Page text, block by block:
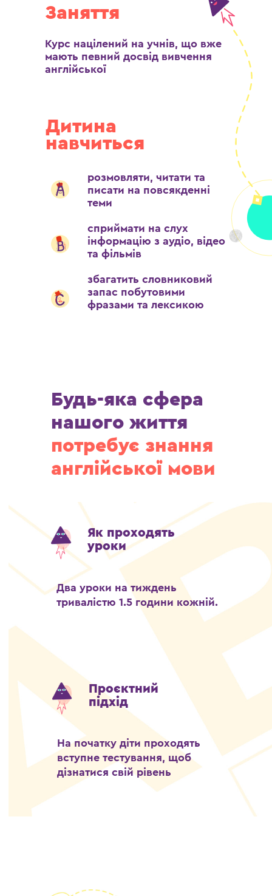
розмовляти, читати та
писати на повсякденні
теми
сприймати на слух
інформацію з аудіо, відео
та фільмів
збагатить словниковий
запас побутовими
фразами та лексикою
Курс націлений на учнів, що вже
мають певний досвід вивчення
англійської
Дитина
навчиться
Заняття
Будь-яка сфера
нашого життя
потребує знання
англійської мови
Два уроки на тиждень
тривалістю 1.5 години кожній.
Як проходять
уроки
На початку діти проходять
вступне тестування, щоб
дізнатися свій рівень
Проєктний
підхід